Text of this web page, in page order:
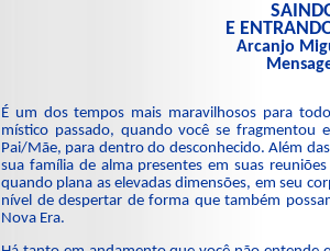
E
Arcanjo
É um dos tempos mais maravilhosos para
místico passado, quando você se fragmentou
Pai/Mãe, para dentro do desconhecido. Além
sua família de alma presentes em suas
quando plana as elevadas dimensões, em seu
nível de despertar de forma que também
Nova Era.